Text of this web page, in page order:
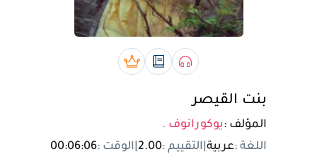
تسجيل الدخول
مستخدم جديد
صوتي bookرقمي bookبريميوم book
بنت القيصر
المؤلف :يوكورانوف .
اللغة :عربية التقييم :2.00 الوقت :00:06:06